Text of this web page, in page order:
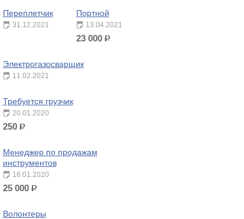
Переплетчик
31.12.2021
Портной
13.04.2021
23 000 р.
Электрогазосварщик
11.02.2021
Требуется грузчик
20.01.2020
250 р.
Менеджер по продажам
инструментов
16.01.2020
25 000 р.
Волонтеры